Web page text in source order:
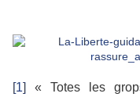
[1]
« Totes les